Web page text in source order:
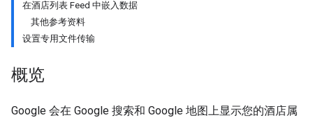
在酒店列表 Feed 中嵌入数据
其他参考资料
设置专用文件传输
概览
Google 会在 Google 搜索和 Google 地图上显示您的酒店属